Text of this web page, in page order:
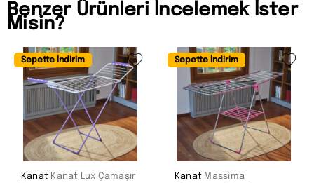
Benzer Ürünleri İncelemek İster
Misin?
Sepette İndirim
Kanat Kanat Lux Çamaşır
Sepette İndirim
Kanat Massima